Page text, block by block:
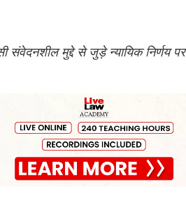
संवेदनशील मुद्दे से जुड़े न्यायिक निर्णय पर